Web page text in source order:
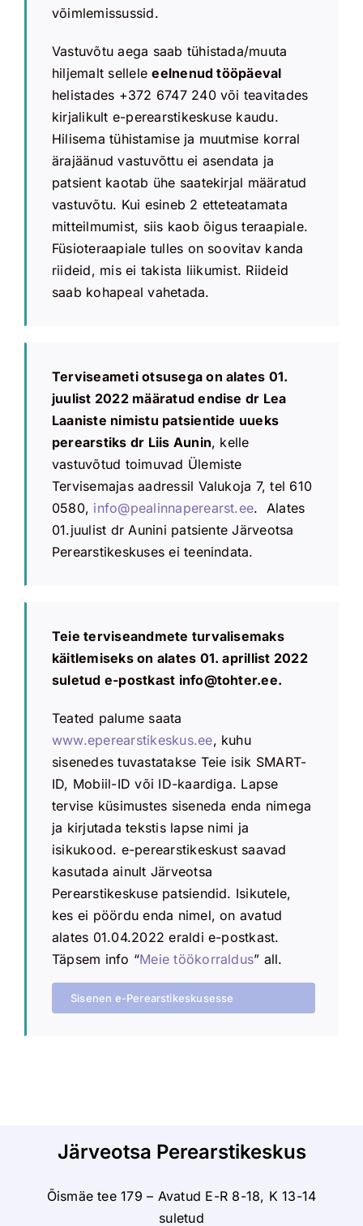
võimlemissussid.
Vastuvõtu aega saab tühistada/muuta
hiljemalt selleleeelnenud tööpäeval
helistades +372 6747 240 või teavitades
kirjalikult e-perearstikeskuse kaudu.
Hilisema tühistamise ja muutmise korral
ärajäänud vastuvõttu ei asendata ja
patsient kaotab ühe saatekirjal määratud
vastuvõtu. Kui esineb 2 etteteatamata
mitteilmumist, siis kaob õigus teraapiale.
Füsioteraapiale tulles on soovitav kanda
riideid, mis ei takista liikumist. Riideid
saab kohapeal vahetada.
Terviseameti otsusega on alates 01.
juulist 2022 määratud endise dr Lea
Laaniste nimistu patsientide uueks
perearstiks dr Liis Aunin, kelle
vastuvõtud toimuvad Ülemiste
Tervisemajas aadressil Valukoja 7, tel 610
0580, info@pealinnaperearst.ee. Alates
01.juulist dr Aunini patsiente Järveotsa
Perearstikeskuses ei teenindata.
Teie terviseandmete turvalisemaks
käitlemiseks on alates 01. aprillist 2022
suletud e-postkast info@tohter.ee.
Teated palume saata
www.eperearstikeskus.ee, kuhu
sisenedes tuvastatakse Teie isik SMART-
ID, Mobiil-ID või ID-kaardiga. Lapse
tervise küsimustes siseneda enda nimega
ja kirjutada tekstis lapse nimi ja
isikukood. e-perearstikeskust saavad
kasutada ainult Järveotsa
Perearstikeskuse patsiendid. Isikutele,
kes ei pöördu enda nimel, on avatud
alates 01.04.2022 eraldi e-postkast.
Täpsem info “Meie töökorraldus” all.
Sisenen e-Perearstikeskusesse
Järveotsa Perearstikeskus
Õismäe tee 179 – Avatud E-R 8-18, K 13-14
suletud